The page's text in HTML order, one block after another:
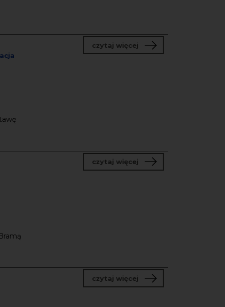
czytaj więcejo „Sonosfera”
czytaj więcejo Spacer Dźwiękowy
czytaj więcejo Bałtyckie Rewizje